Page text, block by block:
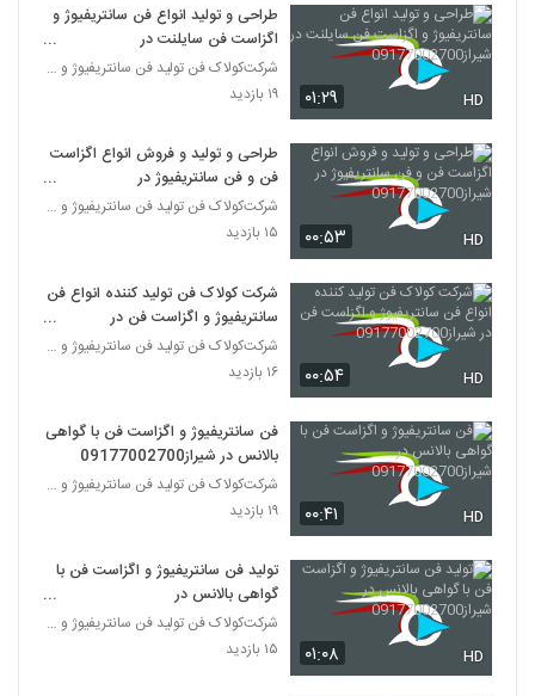
۰۱:۲۹ HD
طراحی و تولید انواع فن سانتریفیوژ و
اگزاست فن سایلنت در
شیراز09177002700
شرکت‌کولاک فن تولید فن سانتریفیوژ و اگزاست فن و کا
۱۹ بازدید
۰۰:۵۳ HD
طراحی و تولید و فروش انواع اگزاست
فن و فن سانتریفیوژ در
شیراز09177002700
شرکت‌کولاک فن تولید فن سانتریفیوژ و اگزاست فن و کا
۱۵ بازدید
۰۰:۵۴ HD
شرکت کولاک فن تولید کننده انواع فن
سانتریفیوژ و اگزاست فن در
شیراز09177002700
شرکت‌کولاک فن تولید فن سانتریفیوژ و اگزاست فن و کا
۱۶ بازدید
۰۰:۴۱ HD
فن سانتریفیوژ و اگزاست فن با گواهی
بالانس در شیراز09177002700
شرکت‌کولاک فن تولید فن سانتریفیوژ و اگزاست فن و کا
۱۹ بازدید
۰۱:۰۸ HD
تولید فن سانتریفیوژ و اگزاست فن با
گواهی بالانس در
شیراز09177002700
شرکت‌کولاک فن تولید فن سانتریفیوژ و اگزاست فن و کا
۱۵ بازدید